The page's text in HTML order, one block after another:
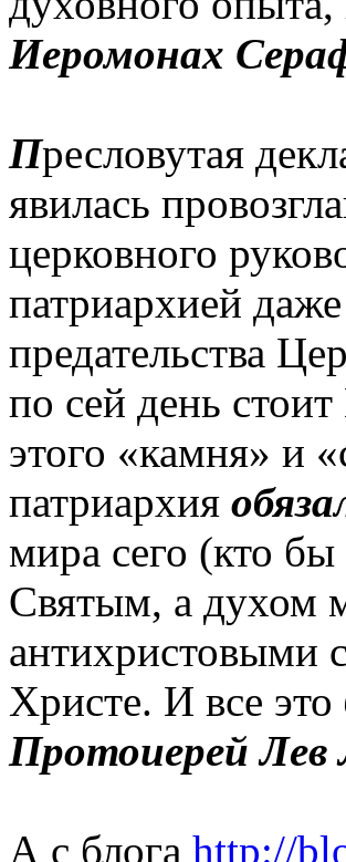
Иеромонах
Пресловутая
явилась
церковного
патриархией даже
предательства
по сей день
этого «камня» и
патриархия
мира сего (кто
Святым, а духом
антихристовыми
Христе. И все это
Протоиерей Лев
А с блога http://